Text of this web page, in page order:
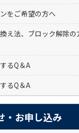
をご希望の方へ
え法、ブロック解除
るQ＆A
るQ＆A
・お申し込み